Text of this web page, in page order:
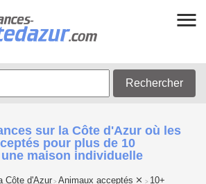
Rechercher
sur la Côte d'Azur où les
pour plus de 10
maison individuelle
Côte d'Azur > Animaux acceptés > 10+